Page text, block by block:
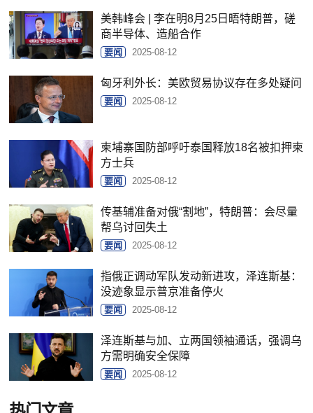
美韩峰会 | 李在明8月25日晤特朗普，磋
商半导体、造船合作
要闻 2025-08-12
匈牙利外长：美欧贸易协议存在多处疑问
要闻 2025-08-12
柬埔寨国防部呼吁泰国释放18名被扣押柬
方士兵
要闻 2025-08-12
传基辅准备对俄“割地”，特朗普：会尽量
帮乌讨回失土
要闻 2025-08-12
指俄正调动军队发动新进攻，泽连斯基：
没迹象显示普京准备停火
要闻 2025-08-12
泽连斯基与加、立两国领袖通话，强调乌
方需明确安全保障
要闻 2025-08-12